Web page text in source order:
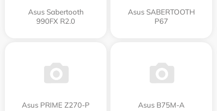
Asus Sabertooth
990FX R2.0
Asus SABERTOOTH
P67
Asus PRIME Z270-P Asus B75M-A